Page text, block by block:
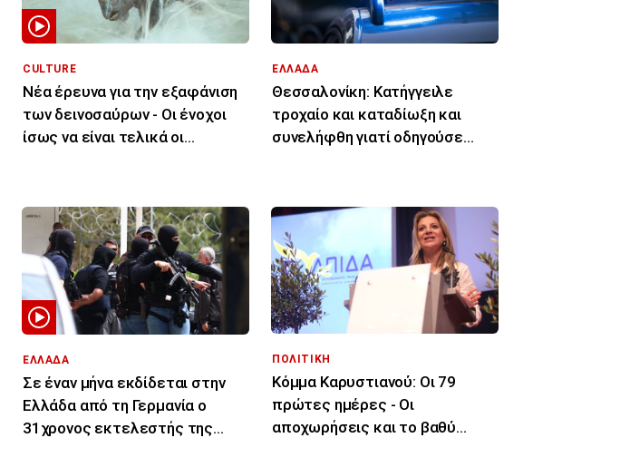
CULTURE
Νέα έρευνα για την εξαφάνιση
των δεινοσαύρων - Οι ένοχοι
ίσως να είναι τελικά οι
ΕΛΛΑΔΑ
Θεσσαλονίκη: Κατήγγειλε
τροχαίο και καταδίωξη και
συνελήφθη γιατί οδηγούσε
ΕΛΛΑΔΑ
Σε έναν μήνα εκδίδεται στην
Ελλάδα από τη Γερμανία ο
31χρονος εκτελεστής της
ΠΟΛΙΤΙΚΗ
Κόμμα Καρυστιανού: Οι 79
πρώτες ημέρες - Οι
αποχωρήσεις και το βαθύ